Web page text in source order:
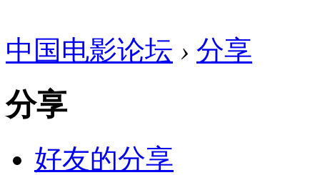
中国电影论坛 › 分享
分享
好友的分享